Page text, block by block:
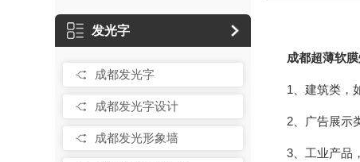
发光字
成都发光字
成都发光字设计
成都发光形象墙
成都超薄软
1、建筑类，
2、广告展示
3、工业产品